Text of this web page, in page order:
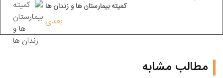
کمیته بیمارستان ها و زندان ها
بعدی
مطالب مشابه